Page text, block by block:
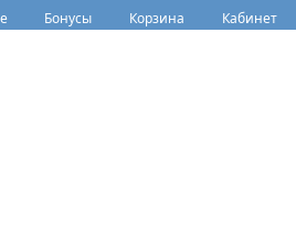
Бонусы
Корзина
Кабинет